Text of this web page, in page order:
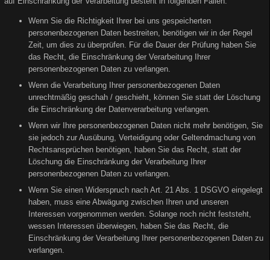
Wenn Sie die Richtigkeit Ihrer bei uns gespeicherten
personenbezogenen Daten bestreiten, benötigen wir in der Regel
Zeit, um dies zu überprüfen. Für die Dauer der Prüfung haben Sie
das Recht, die Einschränkung der Verarbeitung Ihrer
personenbezogenen Daten zu verlangen.
Wenn die Verarbeitung Ihrer personenbezogenen Daten
unrechtmäßig geschah / geschieht, können Sie statt der Löschung
die Einschränkung der Datenverarbeitung verlangen.
Wenn wir Ihre personenbezogenen Daten nicht mehr benötigen, Sie
sie jedoch zur Ausübung, Verteidigung oder Geltendmachung von
Rechtsansprüchen benötigen, haben Sie das Recht, statt der
Löschung die Einschränkung der Verarbeitung Ihrer
personenbezogenen Daten zu verlangen.
Wenn Sie einen Widerspruch nach Art. 21 Abs. 1 DSGVO eingelegt
haben, muss eine Abwägung zwischen Ihren und unseren
Interessen vorgenommen werden. Solange noch nicht feststeht,
wessen Interessen überwiegen, haben Sie das Recht, die
Einschränkung der Verarbeitung Ihrer personenbezogenen Daten zu
verlangen.